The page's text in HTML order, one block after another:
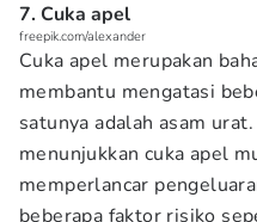
7. Cuka apel
freepik.com/alexander
Cuka apel merupakan
membantu mengatasi
satunya adalah asam
menunjukkan cuka apel
memperlancar
beberapa faktor risiko